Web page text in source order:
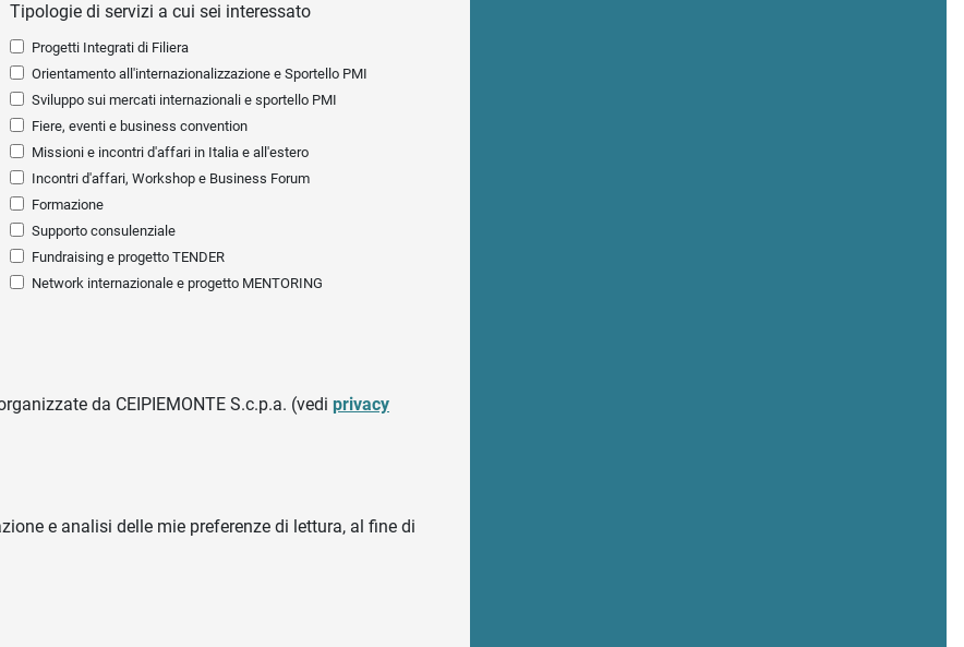
Tipologie di servizi a cui sei interessato
Progetti Integrati di Filiera
Orientamento all'internazionalizzazione e Sportello PMI
Sviluppo sui mercati internazionali e sportello PMI
Fiere, eventi e business convention
Missioni e incontri d'affari in Italia e all'estero
Incontri d'affari, Workshop e Business Forum
Formazione
Supporto consulenziale
Fundraising e progetto TENDER
Network internazionale e progetto MENTORING
da CEIPIEMONTE S.c.p.a. (vedi privacy
e analisi delle mie preferenze di lettura, al fine di